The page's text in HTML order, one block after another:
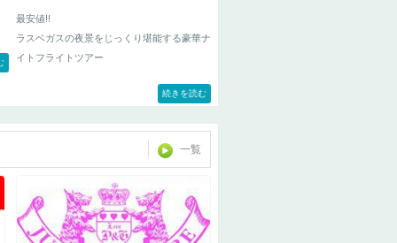
最安値!!
ラスベガスの夜景をじっくり堪能する豪華ナ
イトフライトツアー
続きを読む
一覧